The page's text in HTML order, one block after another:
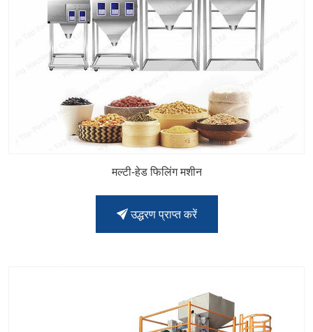
मल्टी-हेड फिलिंग मशीन
उद्धरण प्राप्त करें